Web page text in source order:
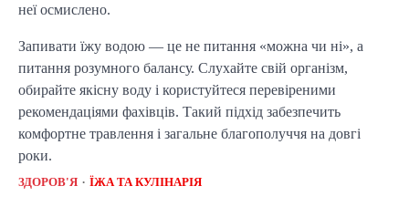
неї осмислено.
Запивати їжу водою — це не питання «можна чи ні», а
питання розумного балансу. Слухайте свій організм,
обирайте якісну воду і користуйтеся перевіреними
рекомендаціями фахівців. Такий підхід забезпечить
комфортне травлення і загальне благополуччя на довгі
роки.
ЗДОРОВ'Я ЇЖА ТА КУЛІНАРІЯ